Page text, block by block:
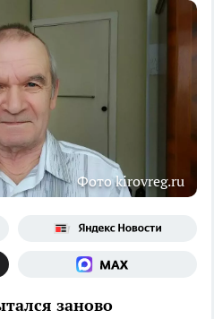
Фото kirovreg.ru
заново